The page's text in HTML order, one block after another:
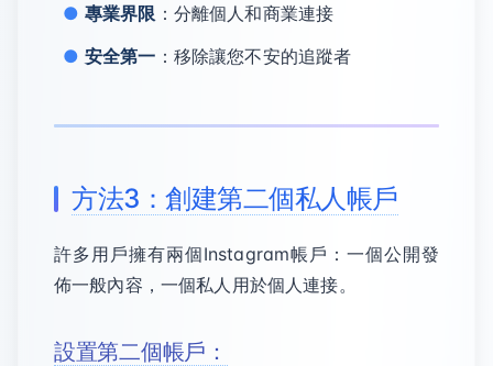
專業界限 ：分離個人和商業連接
安全第一 ：移除讓您不安的追蹤者
方法3：創建第二個私人帳戶
許多用戶擁有兩個Instagram帳戶：一個公開發
佈一般內容，一個私人用於個人連接。
設置第二個帳戶：